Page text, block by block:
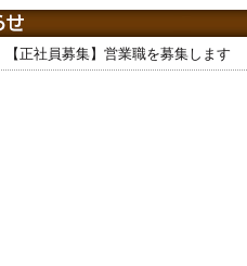
【正社員募集】営業職を募集します